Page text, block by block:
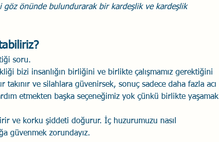
göz önünde bulundurarak bir kardeşlik ve kardeşlik
soru.
bizi insanlığın birliğini ve birlikte çalışmamız gerektiğini
ve silahlara güvenirsek, sonuç sadece daha fazla acı
etmekten başka seçeneğimiz yok çünkü birlikte yaşamak
ve korku şiddeti doğurur. İç huzurumuzu nasıl
güvenmek zorundayız.